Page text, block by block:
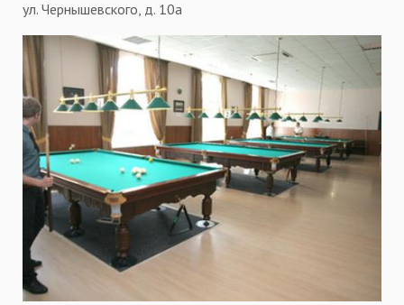
ул. Чернышевского, д. 10а